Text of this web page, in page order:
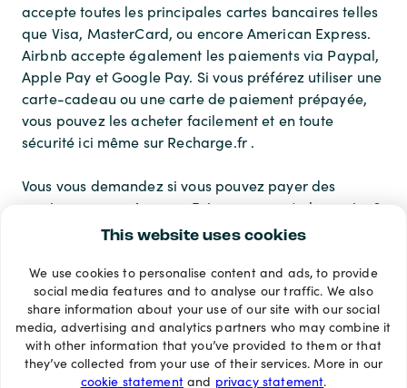
This website uses cookies
We use cookies to personalise content and ads, to provide
social media features and to analyse our traffic. We also
share information about your use of our site with our social
media, advertising and analytics partners who may combine it
with other information that you’ve provided to them or that
they’ve collected from your use of their services. More in our
cookie statementand privacy statement.
accepte toutes les principales cartes bancaires telles
que Visa, MasterCard, ou encore American Express.
Airbnb accepte également les paiements via Paypal,
Apple Pay et Google Pay. Si vous préférez utiliser une
carte-cadeau ou une carte de paiement prépayée,
vous pouvez les acheter facilement et en toute
sécurité ici même sur Recharge.fr .
Vous vous demandez si vous pouvez payer des
services comme Amazon Prime sans carte bancaire ?
Nous vous répondons ici.
Modes de paiement